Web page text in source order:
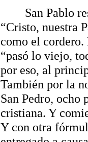
San Pablo
“Cristo, nuestra
como el
“pasó lo viejo,
por eso, al
También por la
San Pedro, ocho
cristiana. Y
Y con otra